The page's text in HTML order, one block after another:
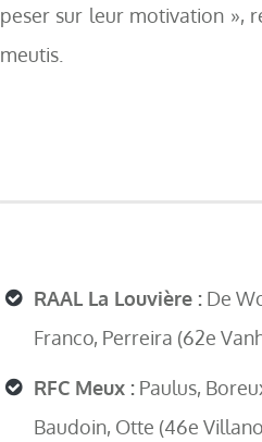
peser sur leur motivation »,
meutis.
RAAL La Louvière : De
Franco, Perreira (62e
RFC Meux : Paulus,
Baudoin, Otte (46e